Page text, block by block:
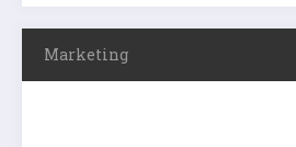
Marketing